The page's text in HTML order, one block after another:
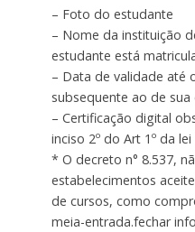
– Foto do estudante
– Nome da instituição
estudante está
– Data de validade até
subsequente ao de
– Certificação digital
inciso 2º do Art 1º da
* O decreto n° 8.537,
estabelecimentos
de cursos, como
meia-entrada.fechar